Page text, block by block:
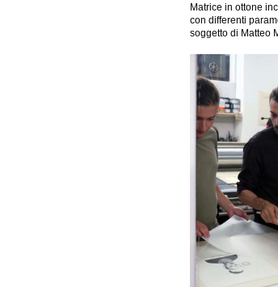
Matrice in ottone
con differenti
soggetto di Matteo